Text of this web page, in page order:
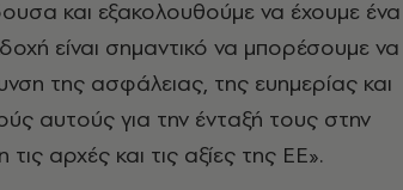
και εξακολουθούμε να έχουμε ένα
είναι σημαντικό να μπορέσουμε να
της ασφάλειας, της ευημερίας και
αυτούς για την ένταξή τους στην
αρχές και τις αξίες της ΕΕ».